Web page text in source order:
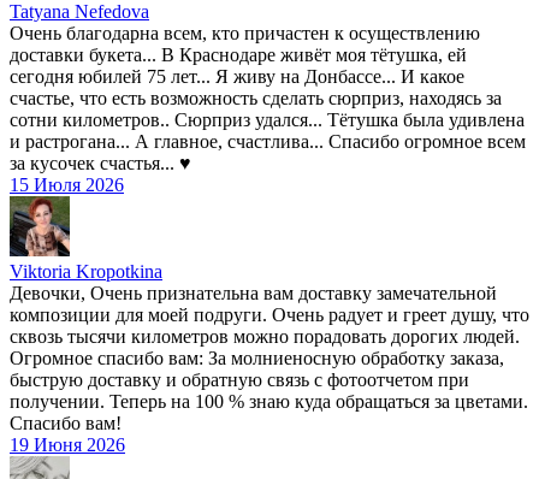
Tatyana Nefedova
Очень благодарна всем, кто причастен к осуществлению
доставки букета... В Краснодаре живёт моя тётушка, ей
сегодня юбилей 75 лет... Я живу на Донбассе... И какое
счастье, что есть возможность сделать сюрприз, находясь за
сотни километров.. Сюрприз удался... Тётушка была удивлена
и растрогана... А главное, счастлива... Спасибо огромное всем
за кусочек счастья... ♥️
15 Июля 2026
Viktoria Kropotkina
Девочки, Очень признательна вам доставку замечательной
композиции для моей подруги. Очень радует и греет душу, что
сквозь тысячи километров можно порадовать дорогих людей.
Огромное спасибо вам: За молниеносную обработку заказа,
быструю доставку и обратную связь с фотоотчетом при
получении. Теперь на 100 % знаю куда обращаться за цветами.
Спасибо вам!
19 Июня 2026